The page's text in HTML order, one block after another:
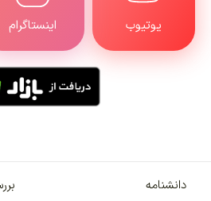
یوتیوب اینستاگرام
دانشنامه